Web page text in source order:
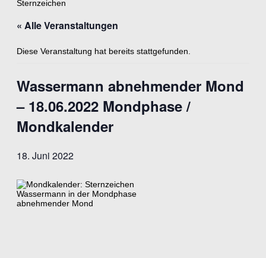
« Alle Veranstaltungen
Diese Veranstaltung hat bereits stattgefunden.
Wassermann abnehmender Mond
– 18.06.2022 Mondphase /
Mondkalender
18. Juni 2022